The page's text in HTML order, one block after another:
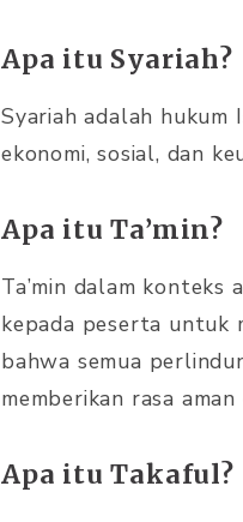
Apa itu Syariah?
Syariah adalah hukum
ekonomi, sosial, dan
Apa itu Ta’min?
Ta’min dalam konteks
kepada peserta untuk
bahwa semua
memberikan rasa
Apa itu Takaful?